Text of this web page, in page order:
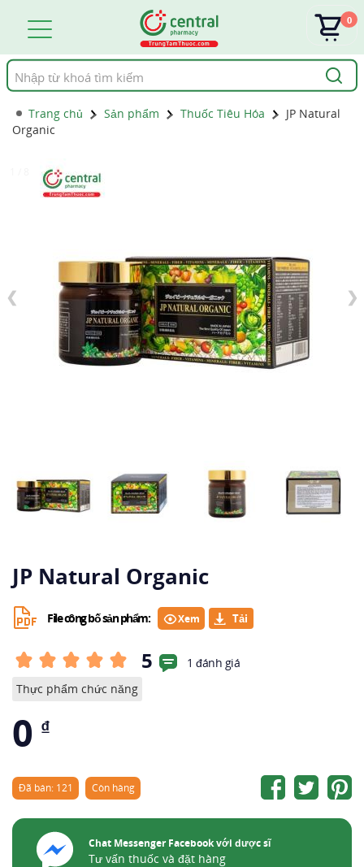
Tìm
kiếm
0
Trang chủ Sản phẩm Thuốc Tiêu Hóa
JP Natural
Organic
❮ ❯
JP Natural Organic
File công bố sản phẩm: Xem
5
1 đánh giá
Thực phẩm chức năng
0 ₫
Đã bán: 121 Còn hàng
Chat Messenger Facebook với dược sĩ
Tư vấn thuốc và đặt hàng